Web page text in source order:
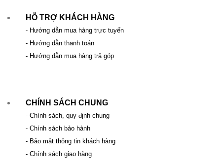
HỖ TRỢ KHÁCH HÀNG
- Hướng dẫn mua hàng trực tuyến
- Hướng dẫn thanh toán
- Hướng dẫn mua hàng trả góp
CHÍNH SÁCH CHUNG
- Chính sách, quy định chung
- Chính sách bảo hành
- Bảo mật thông tin khách hàng
- Chính sách giao hàng